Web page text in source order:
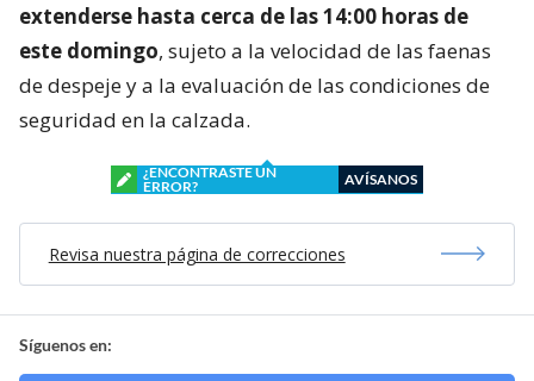
extenderse hasta cerca de las 14:00 horas de
este domingo, sujeto a la velocidad de las faenas
de despeje y a la evaluación de las condiciones de
seguridad en la calzada.
¿ENCONTRASTE UN
ERROR?
AVÍSANOS
Revisa nuestra página de correcciones
Síguenos en: